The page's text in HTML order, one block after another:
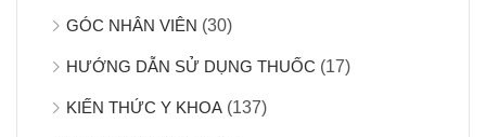
GÓC NHÂN VIÊN (30)
HƯỚNG DẪN SỬ DỤNG THUỐC (17)
KIẾN THỨC Y KHOA (137)